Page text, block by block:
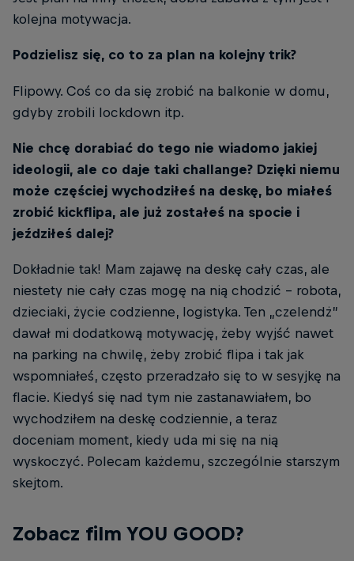
kolejna motywacja.
Podzielisz się, co to za plan na kolejny trik?
Flipowy. Coś co da się zrobić na balkonie w domu,
gdyby zrobili lockdown itp.
Nie chcę dorabiać do tego nie wiadomo jakiej
ideologii, ale co daje taki challange? Dzięki niemu
może częściej wychodziłeś na deskę, bo miałeś
zrobić kickflipa, ale już zostałeś na spocie i
jeździłeś dalej?
Dokładnie tak! Mam zajawę na deskę cały czas, ale
niestety nie cały czas mogę na nią chodzić - robota,
dzieciaki, życie codzienne, logistyka. Ten „czelendż”
dawał mi dodatkową motywację, żeby wyjść nawet
na parking na chwilę, żeby zrobić flipa i tak jak
wspomniałeś, często przeradzało się to w sesyjkę na
flacie. Kiedyś się nad tym nie zastanawiałem, bo
wychodziłem na deskę codziennie, a teraz
doceniam moment, kiedy uda mi się na nią
wyskoczyć. Polecam każdemu, szczególnie starszym
skejtom.
Zobacz film YOU GOOD?